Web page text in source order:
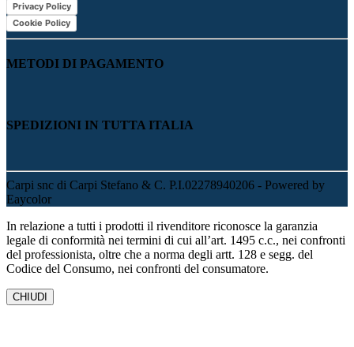
Privacy Policy
Cookie Policy
METODI DI PAGAMENTO
SPEDIZIONI IN TUTTA ITALIA
Carpi snc di Carpi Stefano & C. P.I.02278940206 - Powered by
Eaycolor
In relazione a tutti i prodotti il rivenditore riconosce la garanzia
legale di conformità nei termini di cui all’art. 1495 c.c., nei confronti
del professionista, oltre che a norma degli artt. 128 e segg. del
Codice del Consumo, nei confronti del consumatore.
CHIUDI